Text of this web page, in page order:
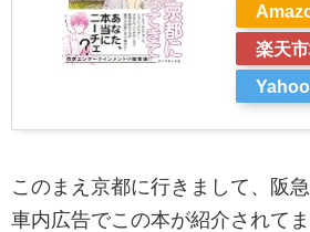
楽天
このまえ京都に行きまして、阪
車内広告でこの本が紹介されて